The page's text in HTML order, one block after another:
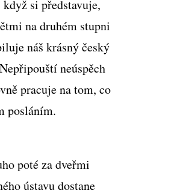
si představuje,
na druhém stupni
náš krásný český
neúspěch
pracuje na tom, co
posláním.
poté za dveřmi
ústavu dostane